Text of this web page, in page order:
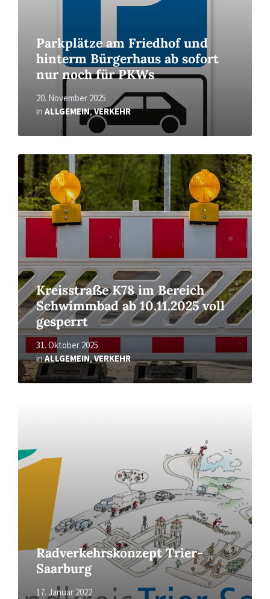
Parkplätze am Friedhof und
hinterm Bürgerhaus ab sofort
nur noch für PKWs
20. November 2025
in ALLGEMEIN,VERKEHR
Kreisstraße K78 im Bereich
Schwimmbad ab 10.11.2025 voll
gesperrt
31. Oktober 2025
inALLGEMEIN,VERKEHR
Read
More
Radverkehrskonzept Trier-
Saarburg
17. Januar 2022